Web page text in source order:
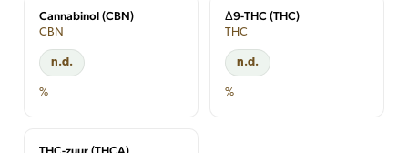
Cannabinol (CBN)
CBN
n.d.
%
Δ9-THC (THC)
THC
n.d.
%